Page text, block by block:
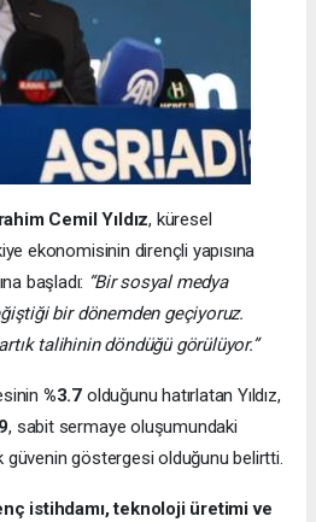
Cemil Yıldız, küresel
ekonomisinin dirençli yapısına
başladı: “Bir sosyal medya
bir dönemden geçiyoruz.
talihinin döndüğü görülüyor.”
%3.7 olduğunu hatırlatan Yıldız,
, sabit sermaye oluşumundaki
güvenin göstergesi olduğunu belirtti.
istihdamı, teknoloji üretimi ve